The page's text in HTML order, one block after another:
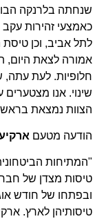
כאמצעי זהירות
אמורה לצאת היום,
חלופיות. לעת עתה,
שינוי. אנו מצטערים
הצוות נמצאת בראש
הודעה מטעם
"המתיחות
טיסות מצדן של
ובפתחו של חודש
טיסותיהן לארץ.